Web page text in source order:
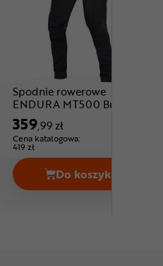
Hummvee Cena
Spodnie rowerowe
ENDURA MT500 Burner
Lite
359,99 zł
Cena katalogowa:
419 zł
Do koszyka
Spodnie